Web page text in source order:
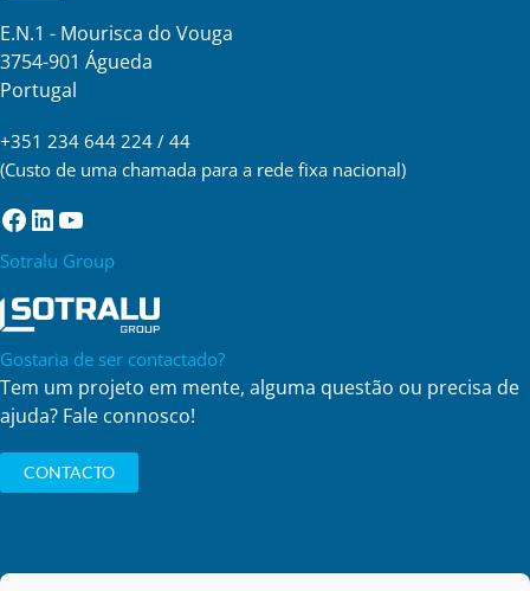
E.N.1 - Mourisca do Vouga
3754-901 Águeda
Portugal
+351 234 644 224 / 44
(Custo de uma chamada para a rede fixa nacional)
Facebook
LinkedIn
YouTube
Sotralu Group
Gostaria de ser contactado?
Tem um projeto em mente, alguma questão ou precisa de
ajuda? Fale connosco!
CONTACTO